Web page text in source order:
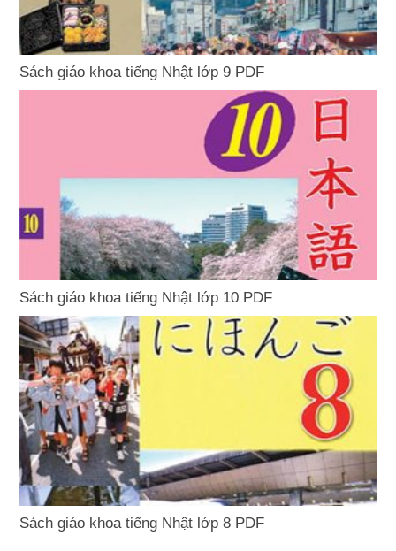
Sách giáo khoa tiếng Nhật lớp 9 PDF
Sách giáo khoa tiếng Nhật lớp 10 PDF
Sách giáo khoa tiếng Nhật lớp 8 PDF